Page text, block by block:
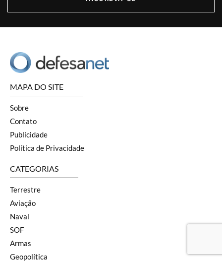
MAPA DO SITE
Sobre
Contato
Publicidade
Política de Privacidade
CATEGORIAS
Terrestre
Aviação
Naval
SOF
Armas
Geopolítica